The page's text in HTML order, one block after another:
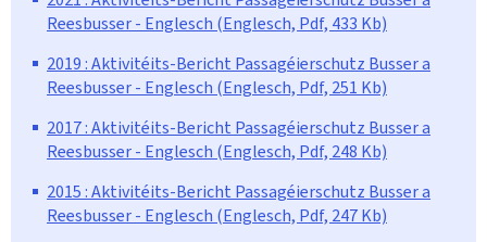
Reesbusser - Englesch (Englesch, Pdf, 433 Kb)
2019 : Aktivitéits-Bericht Passagéierschutz Busser a
Reesbusser - Englesch (Englesch, Pdf, 251 Kb)
2017 : Aktivitéits-Bericht Passagéierschutz Busser a
Reesbusser - Englesch (Englesch, Pdf, 248 Kb)
2015 : Aktivitéits-Bericht Passagéierschutz Busser a
Reesbusser - Englesch (Englesch, Pdf, 247 Kb)